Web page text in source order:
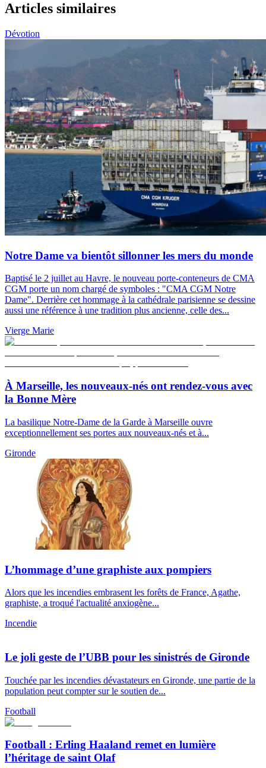
Articles similaires
Dévotion
Notre Dame va bientôt sillonner les mers du monde
Baptisé le 2 juillet au Havre, le nouveau porte-conteneurs de CMA
CGM porte un nom chargé de symboles : "CMA CGM Notre
Dame". Derrière cet hommage à la cathédrale parisienne se dessine
aussi une référence à une tradition plus ancienne, celle des...
Vierge Marie
À Marseille, les nouveaux-nés ont rendez-vous avec
la Bonne Mère
La basilique Notre-Dame de la Garde à Marseille ouvre
exceptionnellement ses portes aux nouveaux-nés et à...
Gironde
L’hommage d’une graphiste aux pompiers
Alors que les incendies embrasent les forêts de France, Agathe,
graphiste, a troqué l'actualité anxiogène...
Incendie
Le joli geste de l’UBB pour les sinistrés de Gironde
Touchée par les incendies dévastateurs en Gironde, une partie de la
population peut compter sur le soutien de...
Football
Football : Erling Haaland remet en lumière
l’héritage de saint Olaf